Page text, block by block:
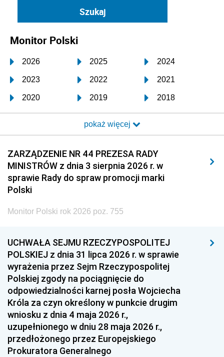
Monitor Polski
2026 2025 2024
2023 2022 2021
2020 2019 2018
2017 2016 2015
2014 2013 2012
2011 2010 2009
2008 2007 2006
2005
1996 1995 1994
1993 1992 1991
1990 1989
1987 1986 1985
1984 1983
1981 1980 1979
1978 1977
pokaż więcej
ZARZĄDZENIE NR 44 PREZESA RADY
MINISTRÓW z dnia 3 sierpnia 2026 r. w
sprawie Rady do spraw promocji marki
Polski
Monitor Polski rok 2026 poz. 755
UCHWAŁA SEJMU RZECZYPOSPOLITEJ
POLSKIEJ z dnia 31 lipca 2026 r. w sprawie
wyrażenia przez Sejm Rzeczypospolitej
Polskiej zgody na pociągnięcie do
odpowiedzialności karnej posła Wojciecha
Króla za czyn określony w punkcie drugim
wniosku z dnia 4 maja 2026 r.,
uzupełnionego w dniu 28 maja 2026 r.,
przedłożonego przez Europejskiego
Prokuratora Generalnego